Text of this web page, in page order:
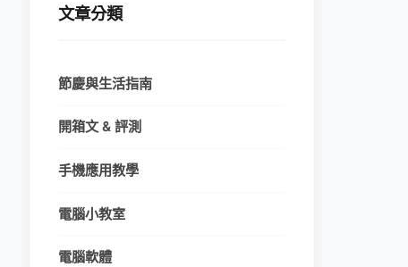
文章分類
節慶與生活指南
開箱文 & 評測
手機應用教學
電腦小教室
電腦軟體